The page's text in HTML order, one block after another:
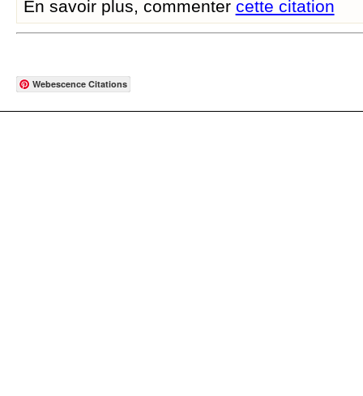
En savoir plus, commenter cette citation
Webescence Citations